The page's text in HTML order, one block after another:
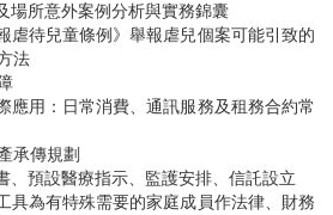
場所意外案例分析與實務錦囊
虐待兒童條例》舉報虐兒個案可能引致的
法
應用：日常消費、通訊服務及租務合約常
承傳規劃
、預設醫療指示、監護安排、信託設立
具為有特殊需要的家庭成員作法律、財務